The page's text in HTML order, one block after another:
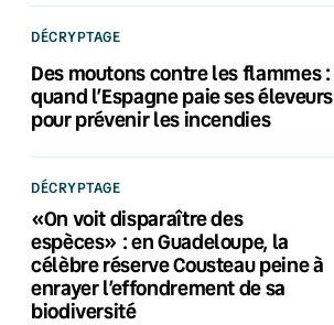
DÉCRYPTAGE
Des moutons contre les flammes :
quand l’Espagne paie ses éleveurs
pour prévenir les incendies
DÉCRYPTAGE
«On voit disparaître des
espèces» : en Guadeloupe, la
célèbre réserve Cousteau peine à
enrayer l’effondrement de sa
biodiversité